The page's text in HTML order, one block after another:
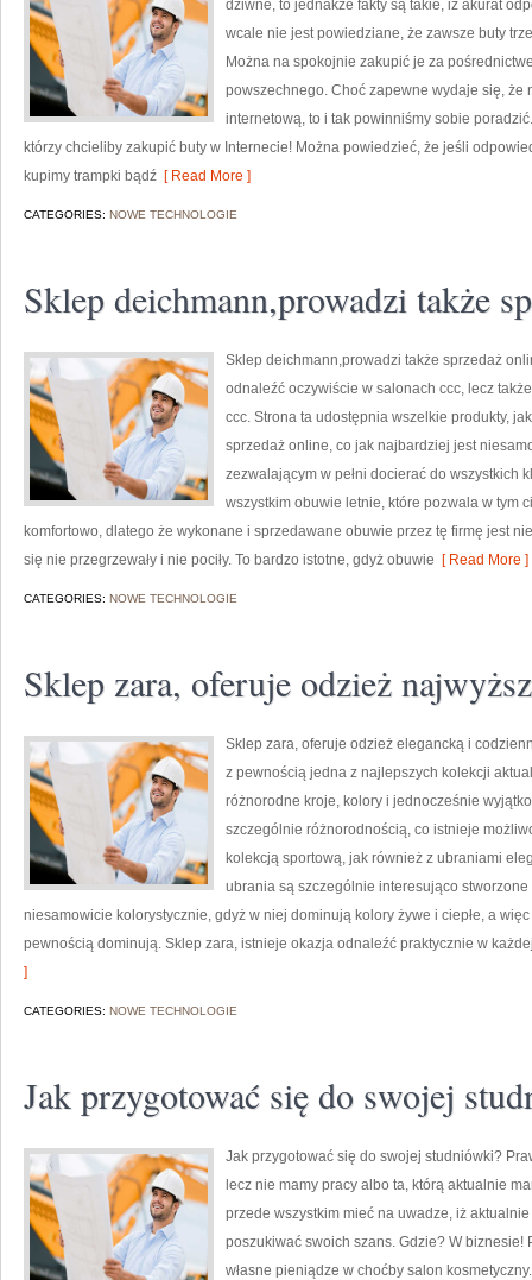
dziwne, to jednakże fakty są takie, iż akurat
wcale nie jest powiedziane, że zawsze buty
Można na spokojnie zakupić je za
powszechnego. Choć zapewne wydaje się, że
internetową, to i tak powinniśmy sobie
którzy chcieliby zakupić buty w Internecie! Można powiedzieć, że jeśli
kupimy trampki bądź [ Read More ]
CATEGORIES: NOWE TECHNOLOGIE
Sklep deichmann,prowadzi także
Sklep deichmann,prowadzi także sprzedaż
odnaleźć oczywiście w salonach ccc, lecz
ccc. Strona ta udostępnia wszelkie produkty,
sprzedaż online, co jak najbardziej jest
zezwalającym w pełni docierać do wszystkich
wszystkim obuwie letnie, które pozwala w tym
komfortowo, dlatego że wykonane i sprzedawane obuwie przez tę firmę jest
się nie przegrzewały i nie pociły. To bardzo istotne, gdyż obuwie [ Read More ]
CATEGORIES: NOWE TECHNOLOGIE
Sklep zara, oferuje odzież
Sklep zara, oferuje odzież elegancką i
z pewnością jedna z najlepszych kolekcji
różnorodne kroje, kolory i jednocześnie
szczególnie różnorodnością, co istnieje
kolekcją sportową, jak również z ubraniami
ubrania są szczególnie interesująco
niesamowicie kolorystycznie, gdyż w niej dominują kolory żywe i ciepłe, a
pewnością dominują. Sklep zara, istnieje okazja odnaleźć praktycznie w
]
CATEGORIES: NOWE TECHNOLOGIE
Jak przygotować się do swojej
Jak przygotować się do swojej studniówki?
lecz nie mamy pracy albo ta, którą aktualnie
przede wszystkim mieć na uwadze, iż
poszukiwać swoich szans. Gdzie? W biznesie!
własne pieniądze w choćby salon